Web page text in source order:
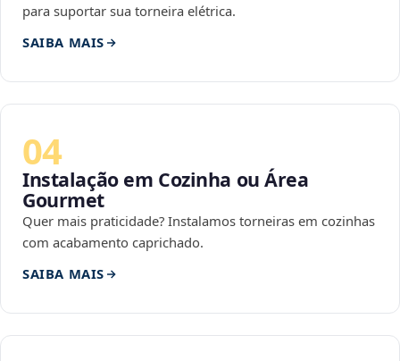
para suportar sua torneira elétrica.
SAIBA MAIS
04
Instalação em Cozinha ou Área
Gourmet
Quer mais praticidade? Instalamos torneiras em cozinhas
com acabamento caprichado.
SAIBA MAIS